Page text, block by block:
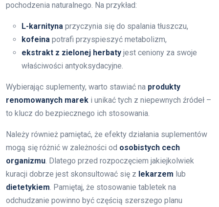
pochodzenia naturalnego. Na przykład:
L-karnityna przyczynia się do spalania tłuszczu,
kofeina potrafi przyspieszyć metabolizm,
ekstrakt z zielonej herbaty jest ceniony za swoje
właściwości antyoksydacyjne.
Wybierając suplementy, warto stawiać na produkty
renomowanych marek i unikać tych z niepewnych źródeł –
to klucz do bezpiecznego ich stosowania.
Należy również pamiętać, że efekty działania suplementów
mogą się różnić w zależności od osobistych cech
organizmu. Dlatego przed rozpoczęciem jakiejkolwiek
kuracji dobrze jest skonsultować się z lekarzem lub
dietetykiem. Pamiętaj, że stosowanie tabletek na
odchudzanie powinno być częścią szerszego planu